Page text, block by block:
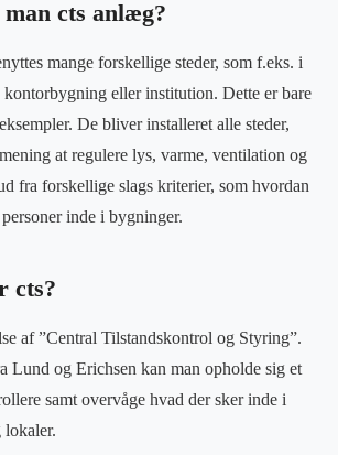
cts anlæg?
mange forskellige steder, som f.eks. i
eller institution. Dette er bare
De bliver installeret alle steder,
at regulere lys, varme, ventilation og
fra forskellige slags kriterier, som hvordan
inde i bygninger.
cts?
af ”Central Tilstandskontrol og Styring”.
Lund og Erichsen kan man opholde sig et
samt overvåge hvad der sker inde i
lokaler.